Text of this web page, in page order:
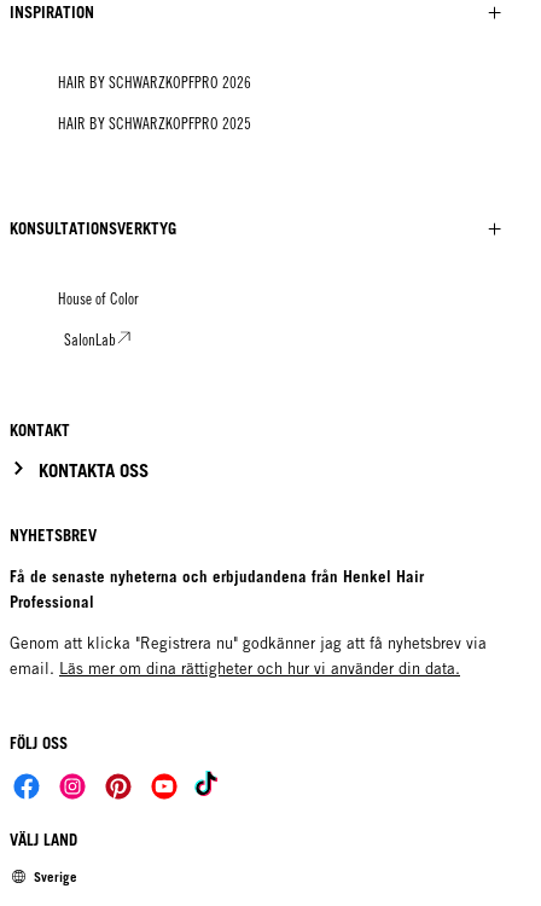
INSPIRATION
HAIR BY SCHWARZKOPFPRO 2026
HAIR BY SCHWARZKOPFPRO 2025
KONSULTATIONSVERKTYG
House of Color
SalonLab
KONTAKT
KONTAKTA OSS
NYHETSBREV
Få de senaste nyheterna och erbjudandena från Henkel Hair
Professional
Genom att klicka "Registrera nu" godkänner jag att få nyhetsbrev via
email. Läs mer om dina rättigheter och hur vi använder din data.
FÖLJ OSS
VÄLJ LAND
Sverige